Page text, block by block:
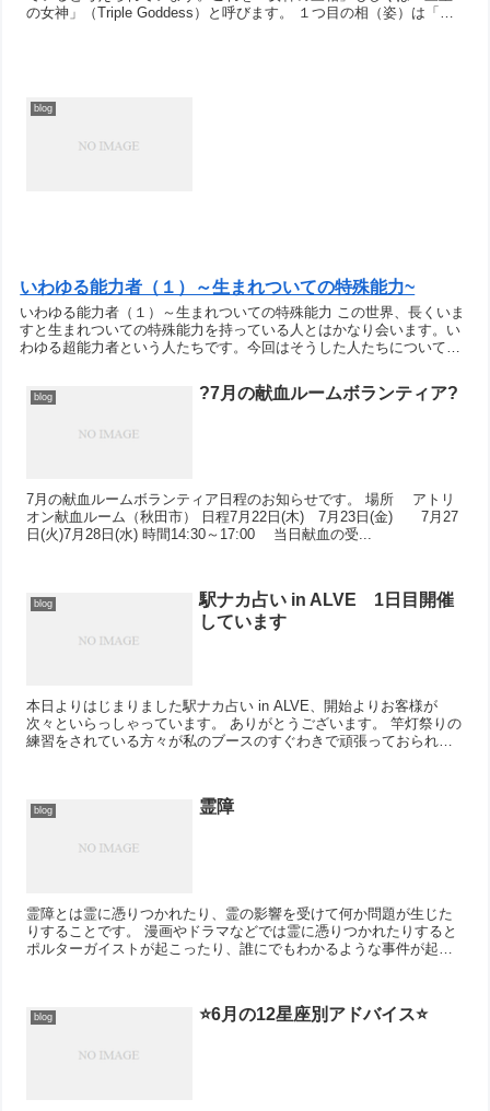
の女神」（Triple Goddess）と呼びます。 １つ目の相（姿）は「メ
blog
いわゆる能力者（１）～生まれついての特殊能力~
いわゆる能力者（１）～生まれついての特殊能力 この世界、長くいま
すと生まれついての特殊能力を持っている人とはかなり会います。い
わゆる超能力者という人たちです。今回はそうした人たちについて少
blog ?7月の献血ルームボランティア?
7月の献血ルームボランティア日程のお知らせです。 場所 アトリ
オン献血ルーム（秋田市） 日程7月22日(木) 7月23日(金) 7月27
日(火)7月28日(水) 時間14:30～17:00 当日献血の受...
blog
駅ナカ占い in ALVE 1日目開催
しています
本日よりはじまりました駅ナカ占い in ALVE、開始よりお客様が
次々といらっしゃっています。 ありがとうございます。 竿灯祭りの
練習をされている方々が私のブースのすぐわきで頑張っておられま
blog 霊障
霊障とは霊に憑りつかれたり、霊の影響を受けて何か問題が生じた
りすることです。 漫画やドラマなどでは霊に憑りつかれたりすると
ポルターガイストが起こったり、誰にでもわかるような事件が起こ
blog ⭐6月の12星座別アドバイス⭐